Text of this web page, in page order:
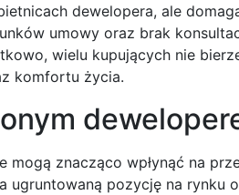
dewelopera, ale
umowy oraz brak
wielu kupujących nie
komfortu życia.
znacząco wpłynąć na
ugruntowaną pozycję na rynku